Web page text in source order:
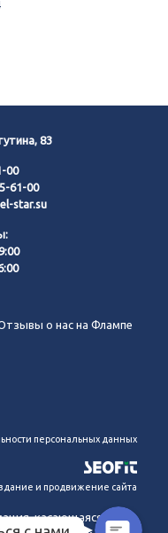
83
00
61-00
star.su
о нас на Флампе
персональных данных
и продвижение сайта
касающаяся